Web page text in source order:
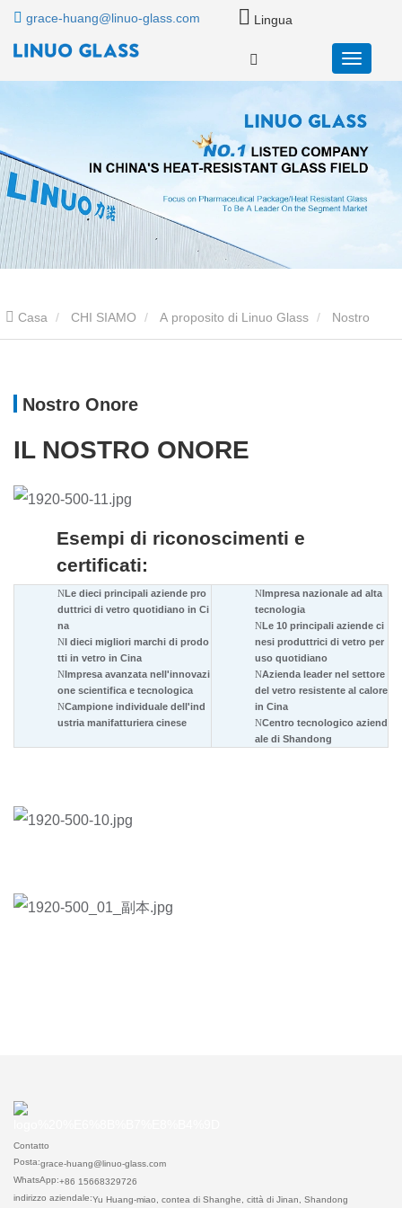
grace-huang@linuo-glass.com Lingua
Casa CHI SIAMO A proposito di Linuo Glass
Nostro Onore
IL NOSTRO ONORE
Esempi di riconoscimenti e
certificati:
NLe dieci principali aziende pro
duttrici di vetro quotidiano in Ci
na
NI dieci migliori marchi di prodo
tti in vetro in Cina
NImpresa avanzata nell'innovazi
one scientifica e tecnologica
NCampione individuale dell'ind
ustria manifatturiera cinese
NImpresa nazionale ad alta
tecnologia
NLe 10 principali aziende ci
nesi produttrici di vetro per
uso quotidiano
NAzienda leader nel settore
del vetro resistente al calore
in Cina
NCentro tecnologico aziend
ale di Shandong
Contatto
Posta:grace-huang@linuo-glass.com
WhatsApp:+86 15668329726
indirizzo aziendale:Yu Huang-miao, contea di Shanghe, città di Jinan, Shandong